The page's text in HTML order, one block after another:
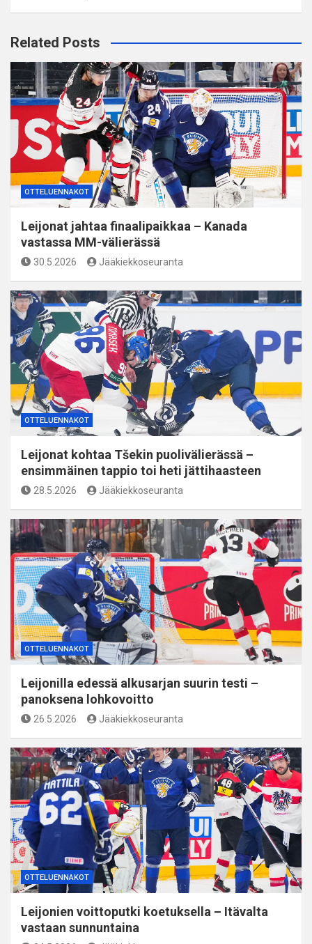
Related Posts
OTTELUENNAKOT
Leijonat jahtaa finaalipaikkaa – Kanada
vastassa MM-välierässä
30.5.2026 Jääkiekkoseuranta
OTTELUENNAKOT
Leijonat kohtaa Tšekin puolivälierässä –
ensimmäinen tappio toi heti jättihaasteen
28.5.2026 Jääkiekkoseuranta
OTTELUENNAKOT
Leijonilla edessä alkusarjan suurin testi –
panoksena lohkovoitto
26.5.2026 Jääkiekkoseuranta
OTTELUENNAKOT
Leijonien voittoputki koetuksella – Itävalta
vastaan sunnuntaina